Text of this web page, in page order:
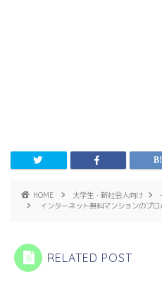
HOME 大学生・新社会人向け
インターネット無料マンションのプ
RELATED POST